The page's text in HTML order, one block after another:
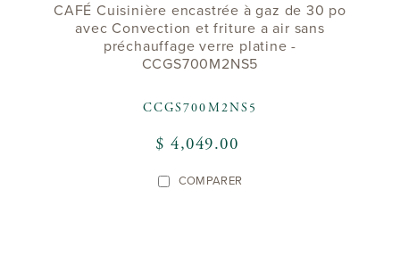
CAFÉ Cuisinière encastrée à gaz de 30 po
avec Convection et friture a air sans
préchauffage verre platine -
CCGS700M2NS5
CCGS700M2NS5
$ 4,049.00
COMPARER